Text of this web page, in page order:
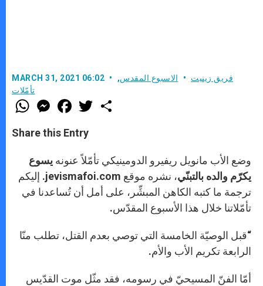
MARCH 31, 2021 06:02 فريق زينيت الاسبوع المقدس,
تأمّلات
W
h
t
s
p
p
M
e
s
e
g
e
r
F
a
e
b
o
k
T
w
r
Share this Entry
وضع الأب مانويل ريفيرو الدومينيكي تأمّلاً عنونه يسوع
يكرّم والده بالتبنّي
، نشره موقع jevismafoi.com. إليكم
ترجمة ما كتبه الكاهن المبشِّر، على أمل أن تُساعدنا في
تأمّلاتنا خلال هذا الأسبوع المقدّس.
“قبل الوصيّة الخامسة التي توصي بعدم القتل، تطلب منّا
الرابعة تكريم الأب والأم.
أمّا الفنّ المسيحيّ في رسومه، فقد مثّل موت القدّيس